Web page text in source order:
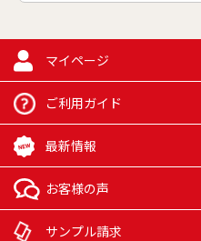
6,000部
48,680円
6,500部
77,370円
7,000部
81,430円
55,560円
円
マイページ
ご利用ガイド
最新情報
お客様の声
サンプル請求